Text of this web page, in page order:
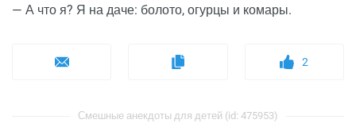
— А что я? Я на даче: болото, огурцы и комары.
2
Смешные анекдоты для детей (id: 475953)